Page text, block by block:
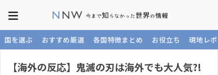
国を選ぶ おすすめ厳選 各国特徴まとめ お役立ち 現地レ
【海外の反応】鬼滅の刃は海外でも大人気?!